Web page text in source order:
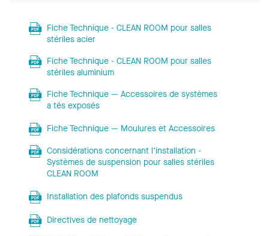
Fiche Technique - CLEAN ROOM pour salles
stériles acier
Fiche Technique - CLEAN ROOM pour salles
stériles aluminium
Fiche Technique — Accessoires de systèmes
a tés exposés
Fiche Technique — Moulures et Accessoires
Considérations concernant l’installation -
Systèmes de suspension pour salles stériles
CLEAN ROOM
Installation des plafonds suspendus
Directives de nettoyage